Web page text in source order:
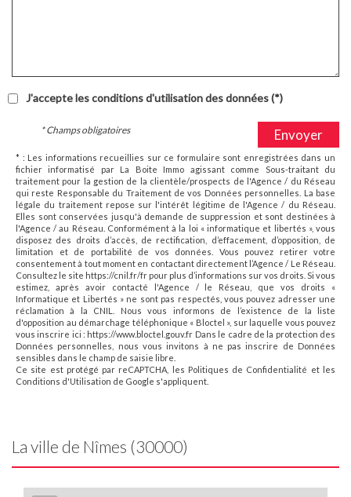
J'accepte les conditions d'utilisation des données (*)
Envoyer
* Champs obligatoires
* : Les informations recueillies sur ce formulaire sont enregistrées dans un
fichier informatisé par La Boite Immo agissant comme Sous-traitant du
traitement pour la gestion de la clientèle/prospects de l'Agence / du Réseau
qui reste Responsable du Traitement de vos Données personnelles. La base
légale du traitement repose sur l'intérêt légitime de l'Agence / du Réseau.
Elles sont conservées jusqu'à demande de suppression et sont destinées à
l'Agence / au Réseau. Conformément à la loi « informatique et libertés », vous
disposez des droits d’accès, de rectification, d’effacement, d’opposition, de
limitation et de portabilité de vos données. Vous pouvez retirer votre
consentement à tout moment en contactant directement l’Agence / Le Réseau.
Consultez le site https://cnil.fr/fr pour plus d’informations sur vos droits. Si vous
estimez, après avoir contacté l'Agence / le Réseau, que vos droits «
Informatique et Libertés » ne sont pas respectés, vous pouvez adresser une
réclamation à la CNIL. Nous vous informons de l’existence de la liste
d'opposition au démarchage téléphonique « Bloctel », sur laquelle vous pouvez
vous inscrire ici : https://www.bloctel.gouv.fr Dans le cadre de la protection des
Données personnelles, nous vous invitons à ne pas inscrire de Données
sensibles dans le champ de saisie libre.
Ce site est protégé par reCAPTCHA, les Politiques de Confidentialité et les
Conditions d'Utilisation de Google s'appliquent.
La ville de Nîmes (30000)